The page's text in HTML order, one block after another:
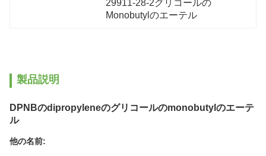
29911-28-2グリコールの
Monobutylのエーテル
製品説明
DPNBのdipropyleneのグリコールのmonobutylのエーテ
ル
他の名前: